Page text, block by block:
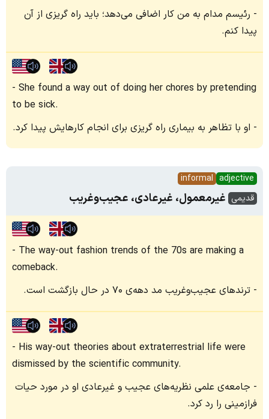
رئیسم مدام به من کار اضافی می‌دهد؛ باید راه گریزی از آن
پیدا کنم.
She found a way out of doing her chores by pretending
to be sick.
او با تظاهر به بیماری راه گریزی برای انجام کارهایش پیدا کرد.
adjective
informal
قدیمی غیرمعمول، غیرعادی، عجیب‌وغریب
The way-out fashion trends of the 70s are making a
comeback.
ترندهای عجیب‌وغریب مد دهه‌ی ۷۰ در حال بازگشت است.
His way-out theories about extraterrestrial life were
dismissed by the scientific community.
جامعه‌ی علمی نظریه‌های عجیب و غیرعادی او در مورد حیات
فرازمینی را رد کرد.